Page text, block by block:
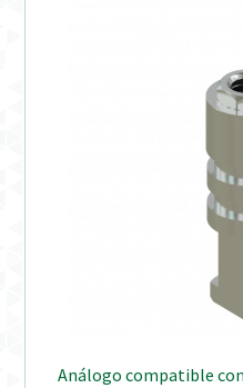
Análogo compatible